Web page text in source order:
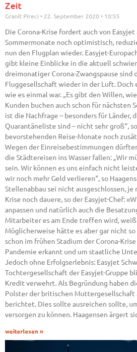
Zeit
Granit Pireci 22. September 2020 10:55
Die Corona-Krise fordert auch von
Sommermonate noch optimistisch,
nun den Flugplan wieder. Easyjet-
gibt kleine Einblicke in die aktuell
dreimonatiger Corona-Zwangspause sind
Fluggesellschaft wieder in der Luft. Doch
wie es einmal war. „Es gibt den Willen,
Kunden buchen auch schon für nächsten
ist die Nachfrage – besonders für Länder,
Quarantäneliste sind – nicht sehr groß“,
bevorstehenden Reise-Monate noch
Wegen der Einreisebestimmungen
die Städtereisen ins Wasser fallen: „Wir
sein. Wir können es uns einfach nicht
wir noch mehr Geld verlieren“, so
Stellenabbau sei nicht ausgeschlossen, je
Krise noch dauere, so der Easyjet-Chef:
anpassen und natürlich auch die
Mitarbeiter es am Ende treffen wird,
Möglicherweise hätte es aber gar nicht so
schon im frühen Stadium der Corona-
Pandemie erkannt und um staatliche
Jedoch ohne Erfolgserlebnis: Easyjet
Tochtergesellschaft der Easyjet-Gruppe
Kredit verwehrt. Als Begründung haben
Polster der britischen Muttergesellschaft
berichtet. Dies sollte ausreichen sollte,
versorgen zu können. Haagensen ärgert
weiterlesen »